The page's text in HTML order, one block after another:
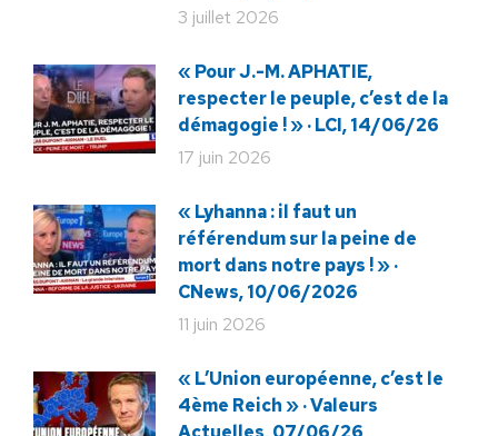
3 juillet 2026
« Pour J.-M. APHATIE,
respecter le peuple, c’est de la
démagogie ! » · LCI, 14/06/26
17 juin 2026
« Lyhanna : il faut un
référendum sur la peine de
mort dans notre pays ! » ·
CNews, 10/06/2026
11 juin 2026
« L’Union européenne, c’est le
4ème Reich » · Valeurs